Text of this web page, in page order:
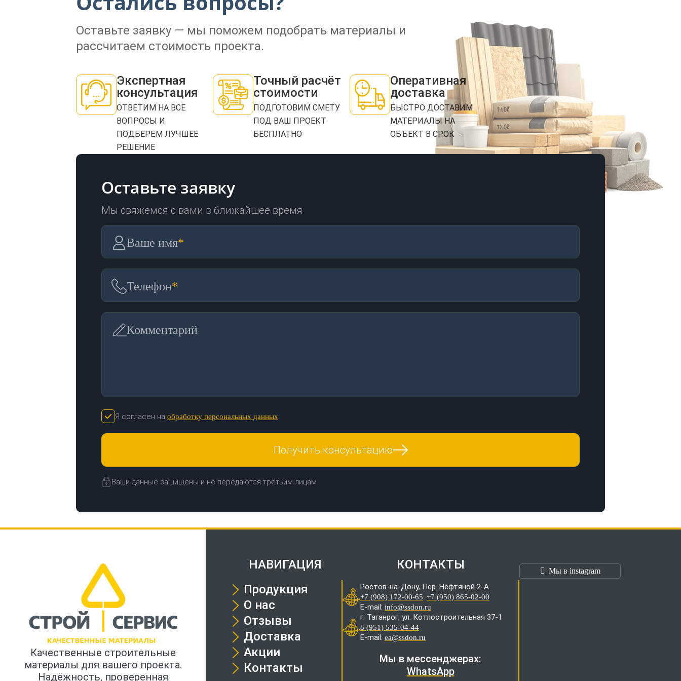
Оставьте заявку — мы поможем подобрать материалы и
рассчитаем стоимость проекта.
Экспертная
консультация
ОТВЕТИМ НА ВСЕ
ВОПРОСЫ И
ПОДБЕРЁМ ЛУЧШЕЕ
РЕШЕНИЕ
Точный расчёт
стоимости
ПОДГОТОВИМ СМЕТУ
ПОД ВАШ ПРОЕКТ
БЕСПЛАТНО
Оперативная
доставка
БЫСТРО ДОСТАВИМ
МАТЕРИАЛЫ НА
ОБЪЕКТ В СРОК
Оставьте заявку
Мы свяжемся с вами в ближайшее время
Ваше имя*
Телефон*
Комментарий
Я согласен на обработку персональных данных
Получить консультацию
Ваши данные защищены и не передаются третьим лицам
Качественные строительные
материалы для вашего проекта.
Надёжность, проверенная
НАВИГАЦИЯ
Продукция
О нас
Отзывы
Доставка
Акции
Контакты
КОНТАКТЫ
Ростов-на-Дону, Пер. Нефтяной 2-А
+7 (908) 172-00-65. +7 (950) 865-02-00
E-mail: info@ssdon.ru
г. Таганрог, ул. Котлостроительная 37-1
8 (951) 535-04-44
E-mail: ea@ssdon.ru
Мы в мессенджерах:
WhatsApp
Мы в instagram